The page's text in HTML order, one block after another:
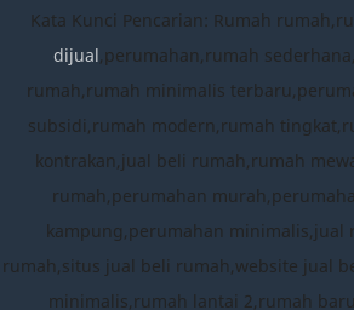
Kata Kunci Pencarian: Rumah
dijual,perumahan,rumah
rumah,rumah minimalis
subsidi,rumah modern,rumah
kontrakan,jual beli rumah,rumah
rumah,perumahan
kampung,perumahan minimalis,jual
rumah,situs jual beli rumah,website jual
minimalis,rumah lantai 2,rumah